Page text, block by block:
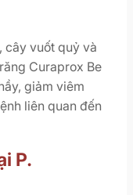
cây vuốt quỷ và
Curaprox Be
giảm viêm
liên quan đến
P.